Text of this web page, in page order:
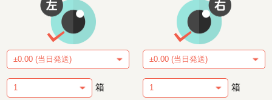
箱 箱